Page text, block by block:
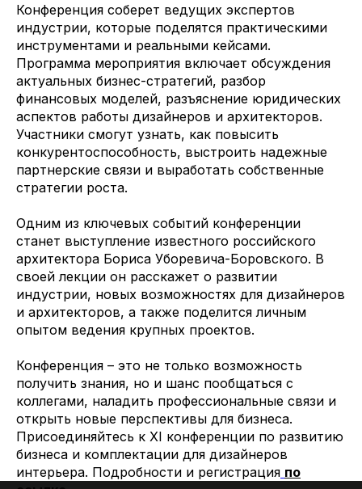
Конференция соберет ведущих экспертов
индустрии, которые поделятся практическими
инструментами и реальными кейсами.
Программа мероприятия включает обсуждения
актуальных бизнес-стратегий, разбор
финансовых моделей, разъяснение юридических
аспектов работы дизайнеров и архитекторов.
Участники смогут узнать, как повысить
конкурентоспособность, выстроить надежные
партнерские связи и выработать собственные
стратегии роста.
Одним из ключевых событий конференции
станет выступление известного российского
архитектора Бориса Уборевича-Боровского. В
своей лекции он расскажет о развитии
индустрии, новых возможностях для дизайнеров
и архитекторов, а также поделится личным
опытом ведения крупных проектов.
Конференция – это не только возможность
получить знания, но и шанс пообщаться с
коллегами, наладить профессиональные связи и
открыть новые перспективы для бизнеса.
Присоединяйтесь к XI конференции по развитию
бизнеса и комплектации для дизайнеров
интерьера. Подробности и регистрация по